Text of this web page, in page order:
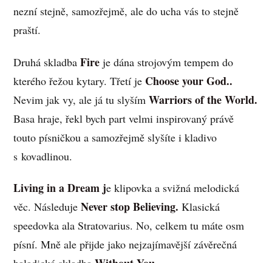
nezní stejně, samozřejmě, ale do ucha vás to stejně
praští.
Druhá skladba Fireje dána strojovým tempem do
kterého řežou kytary. Třetí je Choose your God..
Nevim jak vy, ale já tu slyším Warriors of the World.
Basa hraje, řekl bych part velmi inspirovaný právě
touto písničkou a samozřejmě slyšíte i kladivo
s kovadlinou.
Living in a Dream je klipovka a svižná melodická
věc. Následuje Never stop Believing. Klasická
speedovka ala Stratovarius. No, celkem tu máte osm
písní. Mně ale přijde jako nejzajímavější závěrečná